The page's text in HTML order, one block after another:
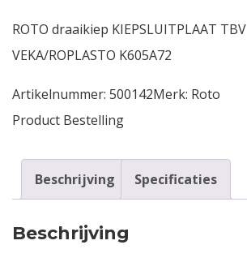
ROTO draaikiep KIEPSLUITPLAAT TBV
VEKA/ROPLASTO K605A72
Artikelnummer: 500142Merk: Roto
Product Bestelling
Beschrijving Specificaties
Beschrijving